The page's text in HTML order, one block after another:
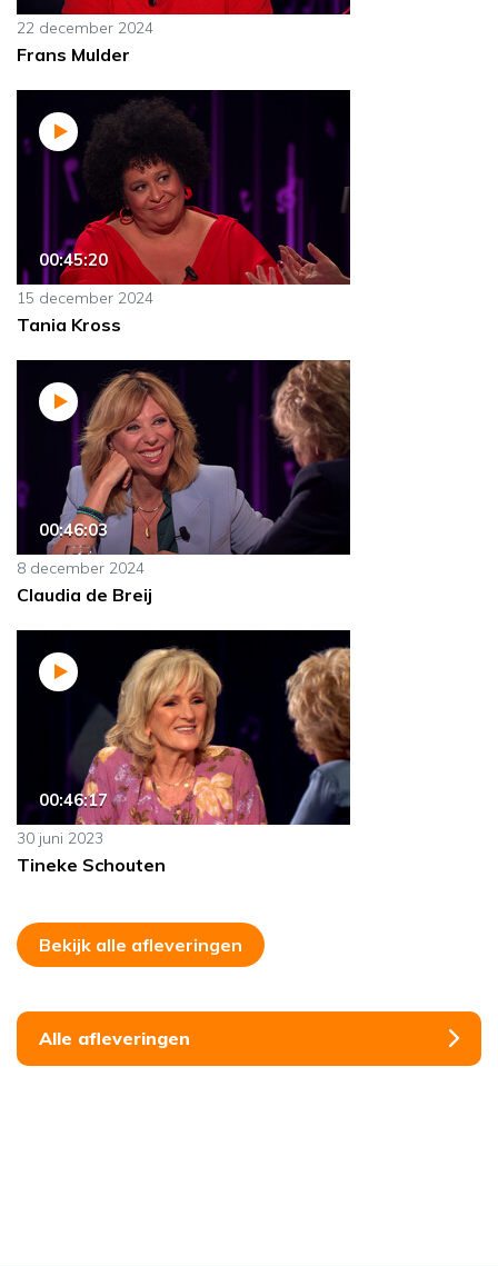
22 december 2024
Frans Mulder
00:45:20
15 december 2024
Tania Kross
00:46:03
8 december 2024
Claudia de Breij
00:46:17
30 juni 2023
Tineke Schouten
Bekijk alle afleveringen
Alle afleveringen